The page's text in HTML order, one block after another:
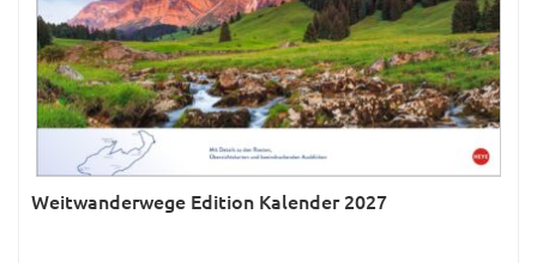
Weitwanderwege Edition Kalender 2027